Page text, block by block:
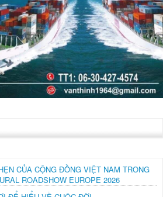
CỦA CỘNG ĐỒNG VIỆT NAM TRONG
ROADSHOW EUROPE 2026